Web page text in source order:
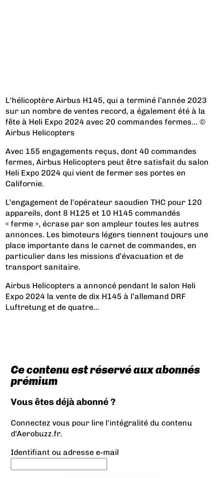
L'hélicoptère Airbus H145, qui a terminé l’année 2023
sur un nombre de ventes record, a également été à la
fête à Heli Expo 2024 avec 20 commandes fermes… ©
Airbus Helicopters
Avec 155 engagements reçus, dont 40 commandes
fermes, Airbus Helicopters peut être satisfait du salon
Heli Expo 2024 qui vient de fermer ses portes en
Californie.
L’engagement de l’opérateur saoudien THC pour 120
appareils, dont 8 H125 et 10 H145 commandés
« ferme », écrase par son ampleur toutes les autres
annonces. Les bimoteurs légers tiennent toujours une
place importante dans le carnet de commandes, en
particulier dans les missions d’évacuation et de
transport sanitaire.
Airbus Helicopters a annoncé pendant le salon Heli
Expo 2024 la vente de dix H145 à l’allemand DRF
Luftretung et de quatre...
Ce contenu est réservé aux abonnés
prémium
Vous êtes déjà abonné ?
Connectez vous pour lire l'intégralité du contenu
d'Aerobuzz.fr.
Identifiant ou adresse e-mail